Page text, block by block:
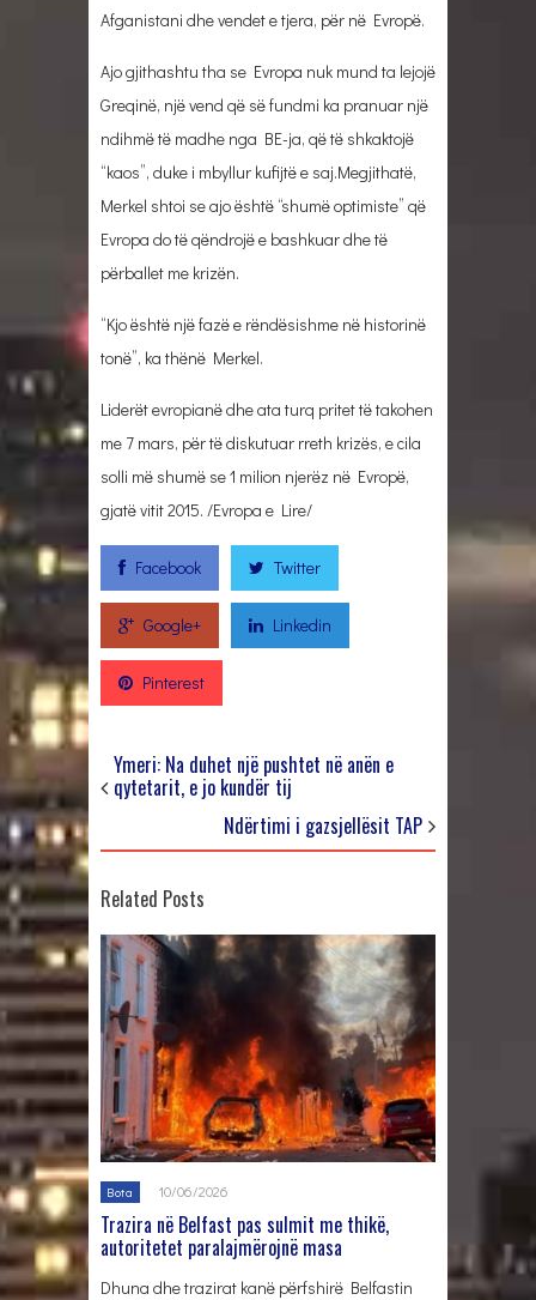
Afganistani dhe vendet e tjera, për në Evropë.
Ajo gjithashtu tha se Evropa nuk mund ta lejojë
Greqinë, një vend që së fundmi ka pranuar një
ndihmë të madhe nga BE-ja, që të shkaktojë
“kaos”, duke i mbyllur kufijtë e saj.Megjithatë,
Merkel shtoi se ajo është “shumë optimiste” që
Evropa do të qëndrojë e bashkuar dhe të
përballet me krizën.
“Kjo është një fazë e rëndësishme në historinë
tonë”, ka thënë Merkel.
Liderët evropianë dhe ata turq pritet të takohen
me 7 mars, për të diskutuar rreth krizës, e cila
solli më shumë se 1 milion njerëz në Evropë,
gjatë vitit 2015. /Evropa e Lire/
Facebook Twitter
Google+ Linkedin
Pinterest
Ymeri: Na duhet një pushtet në anën e
qytetarit, e jo kundër tij
Ndërtimi i gazsjellësit TAP
Related Posts
Bota 10/06/2026
Trazira në Belfast pas sulmit me thikë,
autoritetet paralajmërojnë masa
Dhuna dhe trazirat kanë përfshirë Belfastin